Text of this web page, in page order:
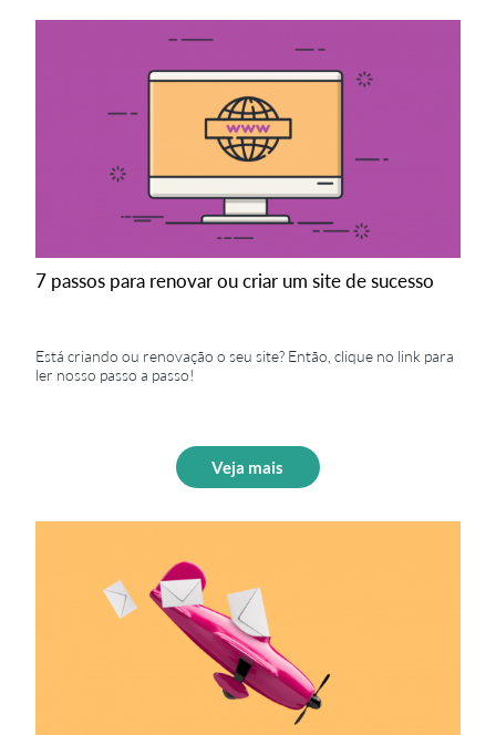
7 passos para renovar ou criar um site de sucesso
Está criando ou renovação o seu site? Então, clique no link para
ler nosso passo a passo!
Veja mais